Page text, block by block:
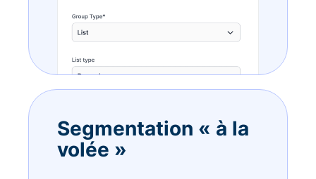
Segmentation « à la
volée »